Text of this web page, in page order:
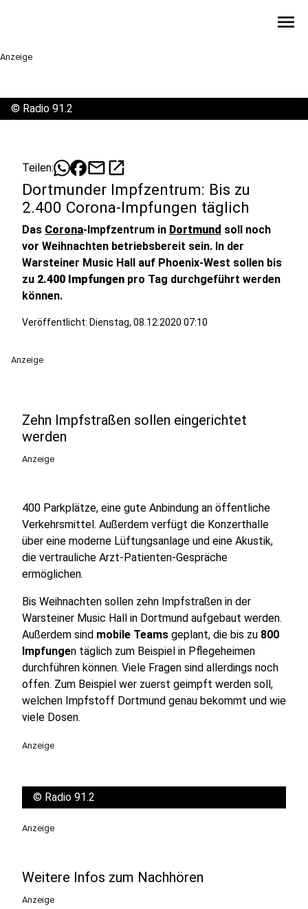
menu
Anzeige
© Radio 91.2
Teilen: mailopen_in_new
Dortmunder Impfzentrum: Bis zu
2.400 Corona-Impfungen täglich
Das Corona-Impfzentrum in Dortmund soll noch
vor Weihnachten betriebsbereit sein. In der
Warsteiner Music Hall auf Phoenix-West sollen bis
zu 2.400 Impfungen pro Tag durchgeführt werden
können.
Veröffentlicht: Dienstag, 08.12.2020 07:10
Anzeige
Zehn Impfstraßen sollen eingerichtet
werden
Anzeige
400 Parkplätze, eine gute Anbindung an öffentliche
Verkehrsmittel. Außerdem verfügt die Konzerthalle
über eine moderne Lüftungsanlage und eine Akustik,
die vertrauliche Arzt-Patienten-Gespräche
ermöglichen.
Bis Weihnachten sollen zehn Impfstraßen in der
Warsteiner Music Hall in Dortmund aufgebaut werden.
Außerdem sind mobile Teams geplant, die bis zu 800
Impfungen täglich zum Beispiel in Pflegeheimen
durchführen können. Viele Fragen sind allerdings noch
offen. Zum Beispiel wer zuerst geimpft werden soll,
welchen Impfstoff Dortmund genau bekommt und wie
viele Dosen.
Anzeige
© Radio 91.2
Anzeige
Weitere Infos zum Nachhören
Anzeige